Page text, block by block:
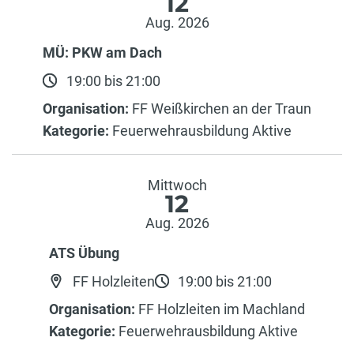
Aug. 2026
MÜ: PKW am Dach
19:00 bis 21:00
Organisation: FF Weißkirchen an der Traun
Kategorie: Feuerwehrausbildung Aktive
Mittwoch
12
Aug. 2026
ATS Übung
FF Holzleiten
19:00 bis 21:00
Organisation: FF Holzleiten im Machland
Kategorie: Feuerwehrausbildung Aktive